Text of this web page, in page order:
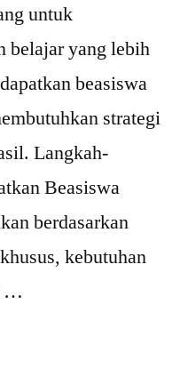
untuk
belajar yang lebih
beasiswa
strategi
Langkah-
Beasiswa
berdasarkan
kebutuhan
…